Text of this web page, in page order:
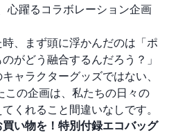
心躍るコラボレーション企画
、まず頭に浮かんだのは「ポ
がどう融合するんだろう？」
ャラクターグッズではない、
この企画は、私たちの日々の
くれること間違いなしです。
い物を！特別付録エコバッグ